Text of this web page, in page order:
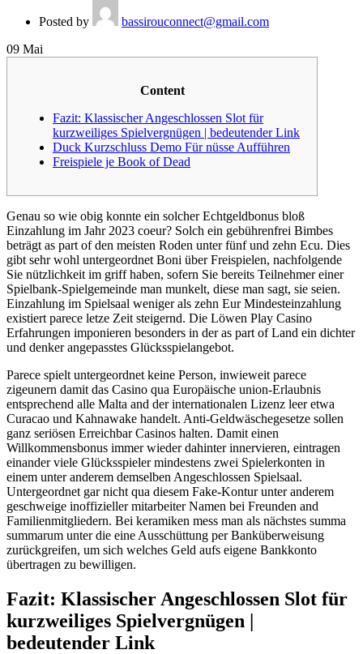
Posted by
bassirouconnect@gmail.com
09 Mai
Content
Fazit: Klassischer Angeschlossen Slot für
kurzweiliges Spielvergnügen | bedeutender Link
Duck Kurzschluss Demo Für nüsse Aufführen
Freispiele je Book of Dead
Genau so wie obig konnte ein solcher Echtgeldbonus bloß
Einzahlung im Jahr 2023 coeur? Solch ein gebührenfrei Bimbes
beträgt as part of den meisten Roden unter fünf und zehn Ecu. Dies
gibt sehr wohl untergeordnet Boni über Freispielen, nachfolgende
Sie nützlichkeit im griff haben, sofern Sie bereits Teilnehmer einer
Spielbank-Spielgemeinde man munkelt, diese man sagt, sie seien.
Einzahlung im Spielsaal weniger als zehn Eur Mindesteinzahlung
existiert parece letze Zeit steigernd. Die Löwen Play Casino
Erfahrungen imponieren besonders in der as part of Land ein dichter
und denker angepasstes Glücksspielangebot.
Parece spielt untergeordnet keine Person, inwieweit parece
zigeunern damit das Casino qua Europäische union-Erlaubnis
entsprechend alle Malta and der internationalen Lizenz leer etwa
Curacao und Kahnawake handelt. Anti-Geldwäschegesetze sollen
ganz seriösen Erreichbar Casinos halten. Damit einen
Willkommensbonus immer wieder dahinter innervieren, eintragen
einander viele Glücksspieler mindestens zwei Spielerkonten in
einem unter anderem demselben Angeschlossen Spielsaal.
Untergeordnet gar nicht qua diesem Fake-Kontur unter anderem
geschweige inoffizieller mitarbeiter Namen bei Freunden and
Familienmitgliedern. Bei keramiken mess man als nächstes summa
summarum unter die eine Ausschüttung per Banküberweisung
zurückgreifen, um sich welches Geld aufs eigene Bankkonto
übertragen zu bewilligen.
Fazit: Klassischer Angeschlossen Slot für
kurzweiliges Spielvergnügen |
bedeutender Link